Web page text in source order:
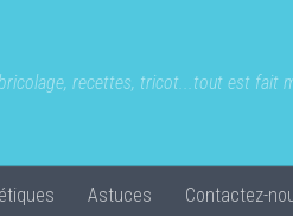
recettes, tricot...tout est fait
Astuces Contactez-